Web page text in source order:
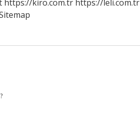
https://kiro.com.tr https://leli.com.tr